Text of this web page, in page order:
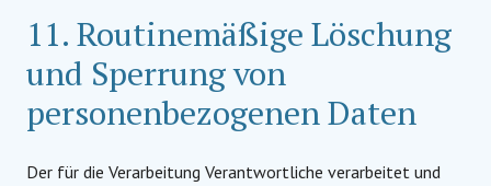
11. Routinemäßige Löschung
und Sperrung von
personenbezogenen Daten
Der für die Verarbeitung Verantwortliche verarbeitet und